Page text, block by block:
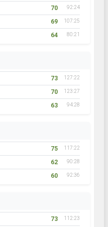
70 92:24
69 107:25
64 80:21
73 127:22
70 123:27
63 94:28
75 117:22
62 90:28
60 92:36
73 112:23